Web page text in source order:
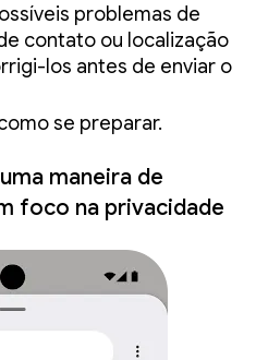
problemas de
contato ou localização
los antes de enviar o
se preparar.
maneira de
foco na privacidade